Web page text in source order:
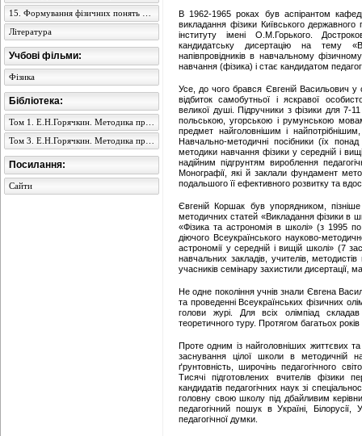
В 1962-1965 роках був аспірантом
викладання фізики Київського державного
інституту імені О.М.Горького.
кандидатську дисертацію на тему
напівпровідників в навчальному
навчання (фізика) і стає кандидатом
Усе, до чого брався Євгеній Васильович у
відбиток самобутньої і яскравої
великої душі. Підручники з фізики для 7-11
польською, угорською і румунською
предмет найголовнішим і
Навчально-методичні посібники (їх
методики навчання фізики у середній і
надійним підгрунтям вироблення
Монографії, які й заклали фундамент
подальшого її ефективного розвитку та
Євгеній Коршак був упорядником,
методичних статей «Викладання фізики в
«Фізика та астрономія в школі» (з 1995
діючого Всеукраїнського науково-
астрономії у середній і вищій школі» (7
навчальних закладів, учителів, методистів
учасників семінару захистили дисертації,
Не одне покоління учнів знали Євгена
та проведенні Всеукраїнських фізичних
голови журі. Для всіх олімпіад
теоретичного туру. Протягом багатьох
Проте одним із найголовніших життєвих
заснування цілої школи в методичній
ґрунтовність, широчінь педагогічного
Тисячі підготовлених вчителів фізики
кандидатів педагогічних наук зі
головну свою школу під дбайливим
педагогічний пошук в Україні, Білорусії,
педагогічної думки.
Література
Учбові фільми:
Фізика
Бібліотека:
Посилання:
Сайти